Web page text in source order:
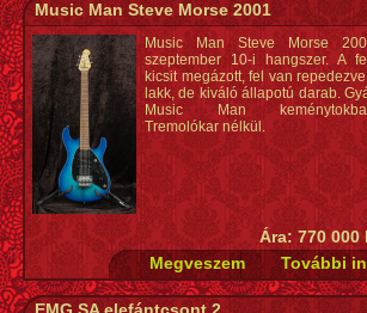
Music Man Steve Morse 2001
Music Man Steve Morse
szeptember 10-i hangszer. A
kicsit megázott, fel van
lakk, de kiváló állapotú darab.
Music Man
Tremolókar nélkül.
Ára: 770 000